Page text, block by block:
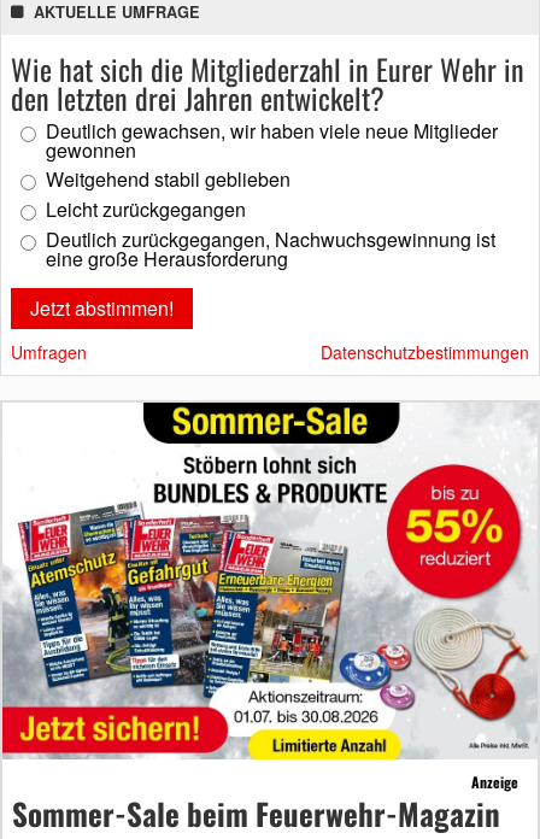
AKTUELLE UMFRAGE
Wie hat sich die Mitgliederzahl in Eurer Wehr in
den letzten drei Jahren entwickelt?
Deutlich gewachsen, wir haben viele neue Mitglieder
gewonnen
Weitgehend stabil geblieben
Leicht zurückgegangen
Deutlich zurückgegangen, Nachwuchsgewinnung ist
eine große Herausforderung
Umfragen Datenschutzbestimmungen
Anzeige
Sommer-Sale beim Feuerwehr-Magazin